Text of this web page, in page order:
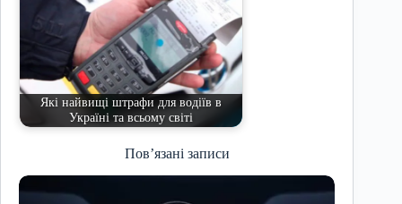
Які найвищі штрафи для водіїв в
Україні та всьому світі
Пов’язані записи